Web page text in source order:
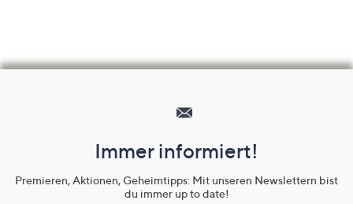
Unternehmensinformationen
Immer informiert!
Premieren, Aktionen, Geheimtipps: Mit unseren Newslettern bist
du immer up to date!